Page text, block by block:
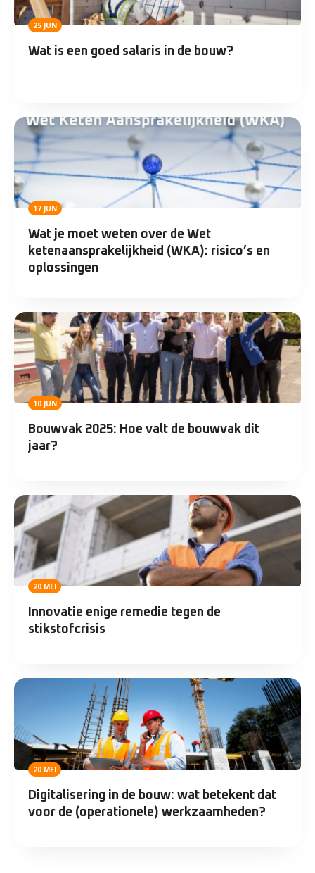
25 JUN
Wat is een goed salaris in de bouw?
17 JUN
Wat je moet weten over de Wet
ketenaansprakelijkheid (WKA): risico’s en
oplossingen
10 JUN
Bouwvak 2025: Hoe valt de bouwvak dit
jaar?
20 MEI
Innovatie enige remedie tegen de
stikstofcrisis
20 MEI
Digitalisering in de bouw: wat betekent dat
voor de (operationele) werkzaamheden?